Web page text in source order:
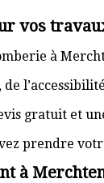
vos
à
gratuit et
prendre
à